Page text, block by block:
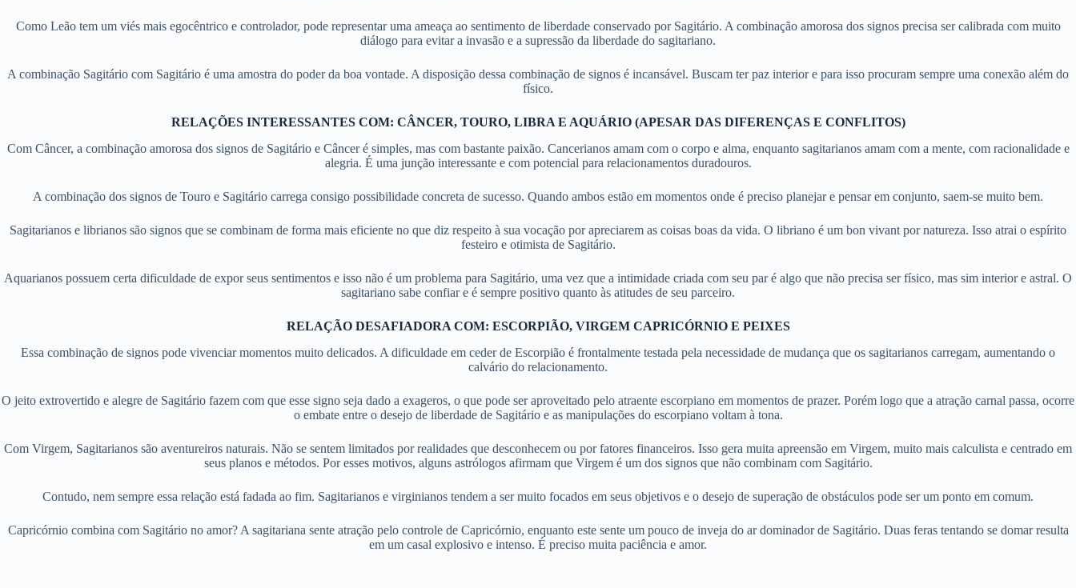
Como Leão tem um viés mais egocêntrico e controlador, pode representar uma ameaça ao sentimento de liberdade conservado por Sagitário. A combinação amorosa dos signos precisa ser calibrada com muito
diálogo para evitar a invasão e a supressão da liberdade do sagitariano.
A combinação Sagitário com Sagitário é uma amostra do poder da boa vontade. A disposição dessa combinação de signos é incansável. Buscam ter paz interior e para isso procuram sempre uma conexão além do
físico.
RELAÇÕES INTERESSANTES COM: CÂNCER, TOURO, LIBRA E AQUÁRIO (APESAR DAS DIFERENÇAS E CONFLITOS)
Com Câncer, a combinação amorosa dos signos de Sagitário e Câncer é simples, mas com bastante paixão. Cancerianos amam com o corpo e alma, enquanto sagitarianos amam com a mente, com racionalidade e
alegria. É uma junção interessante e com potencial para relacionamentos duradouros.
A combinação dos signos de Touro e Sagitário carrega consigo possibilidade concreta de sucesso. Quando ambos estão em momentos onde é preciso planejar e pensar em conjunto, saem-se muito bem.
Sagitarianos e librianos são signos que se combinam de forma mais eficiente no que diz respeito à sua vocação por apreciarem as coisas boas da vida. O libriano é um bon vivant por natureza. Isso atrai o espírito
festeiro e otimista de Sagitário.
Aquarianos possuem certa dificuldade de expor seus sentimentos e isso não é um problema para Sagitário, uma vez que a intimidade criada com seu par é algo que não precisa ser físico, mas sim interior e astral. O
sagitariano sabe confiar e é sempre positivo quanto às atitudes de seu parceiro.
RELAÇÃO DESAFIADORACOM: ESCORPIÃO, VIRGEM CAPRICÓRNIO E PEIXES
Essa combinação de signos pode vivenciar momentos muito delicados. A dificuldade em ceder de Escorpião é frontalmente testada pela necessidade de mudança que os sagitarianos carregam, aumentando o
calvário do relacionamento.
O jeito extrovertido e alegre de Sagitário fazem com que esse signo seja dado a exageros, o que pode ser aproveitado pelo atraente escorpiano em momentos de prazer. Porém logo que a atração carnal passa, ocorre
o embate entre o desejo de liberdade de Sagitário e as manipulações do escorpiano voltam à tona.
Com Virgem, Sagitarianos são aventureiros naturais. Não se sentem limitados por realidades que desconhecem ou por fatores financeiros. Isso gera muita apreensão em Virgem, muito mais calculista e centrado em
seus planos e métodos. Por esses motivos, alguns astrólogos afirmam que Virgem é um dos signos que não combinam com Sagitário.
Contudo, nem sempre essa relação está fadada ao fim. Sagitarianos e virginianos tendem a ser muito focados em seus objetivos e o desejo de superação de obstáculos pode ser um ponto em comum.
Capricórnio combina com Sagitário no amor? A sagitariana sente atração pelo controle de Capricórnio, enquanto este sente um pouco de inveja do ar dominador de Sagitário. Duas feras tentando se domar resulta
em um casal explosivo e intenso. É preciso muita paciência e amor.